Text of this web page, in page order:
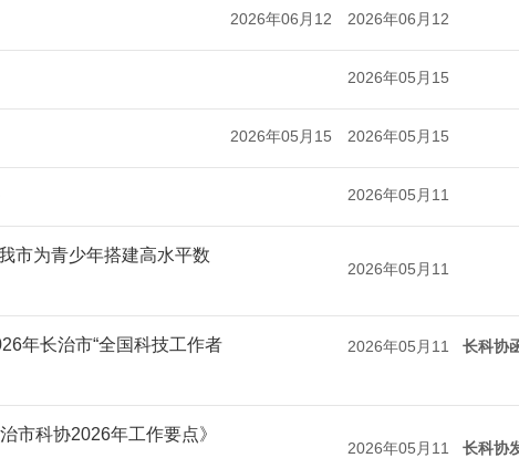
2026年06月12
日
2026年06月12
日
2026年05月15
日
2026年05月15
日
2026年05月15
日
2026年05月11
日
市为青少年搭建高水平数
2026年05月11
年长治市“全国科技工作者
2026年05月11
长科协
市科协2026年工作要点》
2026年05月11
长科协